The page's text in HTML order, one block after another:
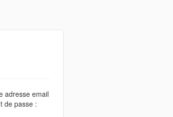
adresse email
de passe :